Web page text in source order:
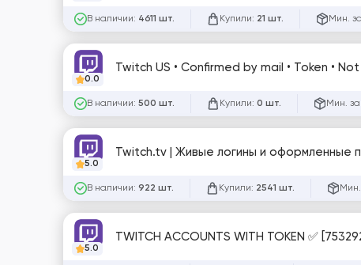
В наличии: 4611 шт. Купили: 21 шт. Мин.
0.0
Twitch US • Confirmed by mail • Token •
В наличии: 500 шт. Купили: 0 шт. Мин.
5.0
Twitch.tv | Живые логины и оформленные
В наличии: 922 шт. Купили: 2541 шт. Мин.
5.0
TWITCH ACCOUNTS WITH TOKEN ✅